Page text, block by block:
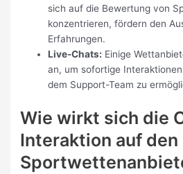
sich auf die Bewertung von
konzentrieren, fördern den
Erfahrungen.
Live-Chats: Einige
an, um sofortige
dem Support-Team zu
Wie wirkt sich die
Interaktion auf den